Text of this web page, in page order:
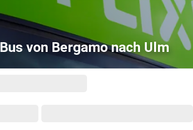
Bus von Bergamo nach Ulm